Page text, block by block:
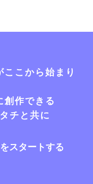
こから始まり
創作できる
チと共に
スタートする